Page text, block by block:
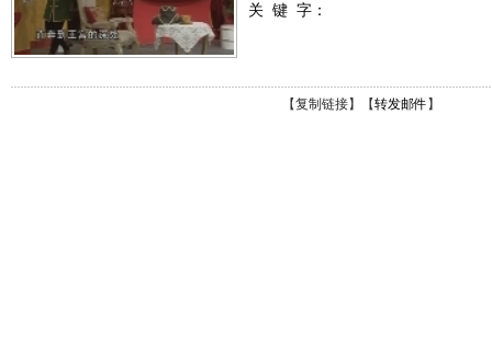
关 键 字：
【复制链接】【转发邮件 】